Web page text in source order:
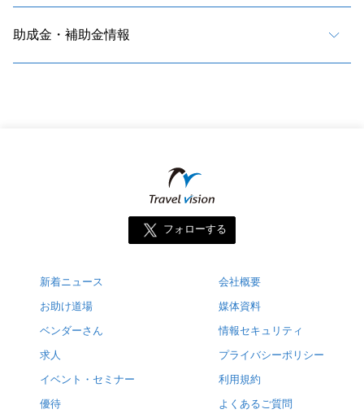
助成金・補助金情報
フォローする
新着ニュース
お助け道場
ベンダーさん
求人
イベント・セミナー
優待
会社概要
媒体資料
情報セキュリティ
プライバシーポリシー
利用規約
よくあるご質問